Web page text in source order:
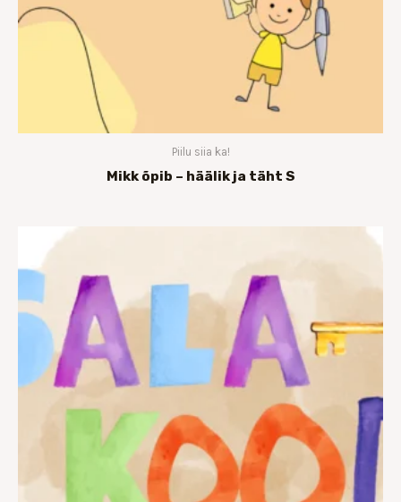
Piilu siia ka!
Mikk õpib – häälik ja täht S